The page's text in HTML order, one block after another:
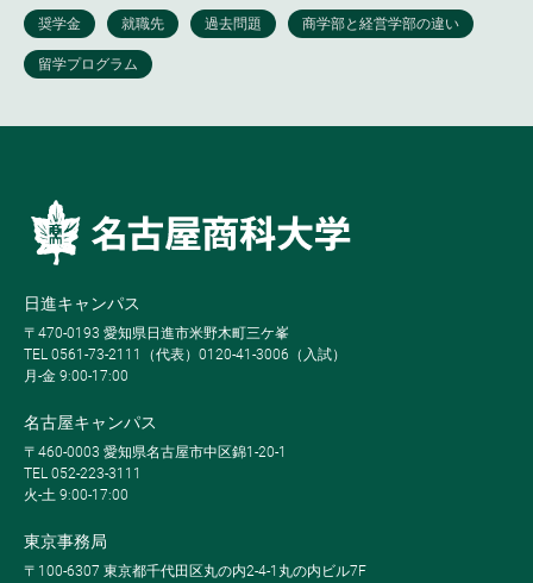
日進キャンパス
〒470-0193 愛知県日進市米野木町三ケ峯
TEL 0561-73-2111（代表）0120-41-3006（入試）
月-金 9:00-17:00
名古屋キャンパス
〒460-0003 愛知県名古屋市中区錦1-20-1
TEL 052-223-3111
火-土 9:00-17:00
東京事務局
〒100-6307 東京都千代田区丸の内2-4-1丸の内ビル7F